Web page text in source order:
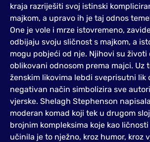
kraja razriješiti svoj istinski
majkom, a upravo ih je taj odnos
One je vole i mrze istovremeno,
odbijaju svoju sličnost s majkom, a
mogu pobjeći od nje. Njihovi su
oblikovani odnosom prema majci. Uz
ženskim likovima lebdi sveprisutni lik
negativan način simbolizira sve
vjerske. Shelagh Stephenson
moderan komad koji tek u drugom
brojnim kompleksima koje kao ličnosti
učinila je to nježno, kroz humor, kroz